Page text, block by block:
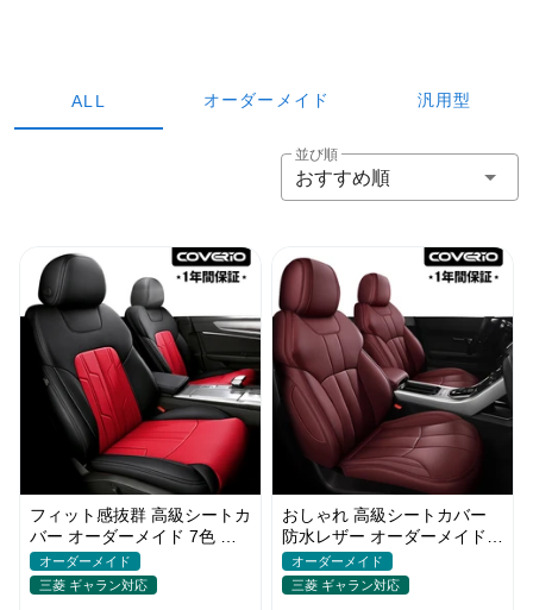
ALL オーダーメイド 汎用型
並び順
おすすめ順
フィット感抜群 高級シートカ
バー オーダーメイド 7色 防
水レザー おしゃれ 全席セッ
ト
オーダーメイド
三菱 ギャラン対応
おしゃれ 高級シートカバー
防水レザー オーダーメイド
パンチング加工 9色 全席セッ
ト
オーダーメイド
三菱 ギャラン対応